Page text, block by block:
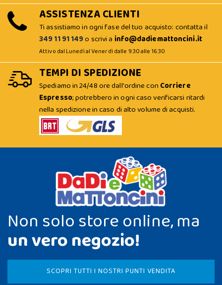
ASSISTENZA CLIENTI
Ti assistiamo in ogni fase del tuo acquisto: contatta il
349 11 91 149o scrivi a info@dadiemattoncini.it
Attivo dal Lunedì al Venerdì dalle 9:30 alle 16:30
TEMPI DI SPEDIZIONE
Spediamo in 24/48 ore dall'ordine con Corriere
Espresso; potrebbero in ogni caso verificarsi ritardi
nella spedizione in caso di alto volume di acquisti.
Non solo store online, ma
un vero negozio!
SCOPRI TUTTI I NOSTRI PUNTI VENDITA